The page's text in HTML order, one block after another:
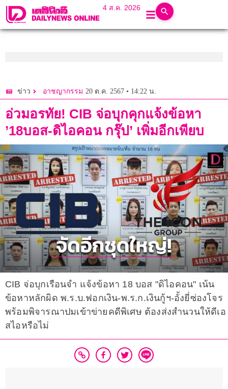
4 ส.ค. 2026
ข่าว อาชญากรรม 20 ต.ค. 2567 • 14:22 น.
อ่วมอรทัย! CIB จ่อบุกคุกแจ้งข้อหา
’18บอส-ดิไอคอน กรุ๊ป’ เพิ่มอีกเพียบ
CIB จ่อบุกเรือนจำ แจ้งข้อหา 18 บอส "ดิไอคอน" เน้น
ข้อหาหลักผิด พ.ร.บ.ฟอกเงิน-พ.ร.ก.เงินกู้ฯ-อั้งยี่ซ่องโจร
พร้อมพิจารณาปมเข้าข่ายคดีพิเศษ ต้องส่งสำนวนให้ดีเอ
สไอหรือไม่